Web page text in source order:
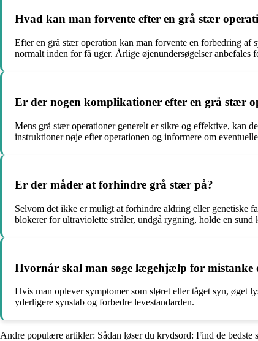
Hvad kan man forvente efter en grå stær
Efter en grå stær operation kan man forvente en forbedring
normalt inden for få uger. Årlige øjenundersøgelser anbefales
Er der nogen komplikationer efter en grå stær
Mens grå stær operationer generelt er sikre og effektive, kan
instruktioner nøje efter operationen og informere om
Er der måder at forhindre grå stær på?
Selvom det ikke er muligt at forhindre aldring eller genetiske
blokerer for ultraviolette stråler, undgå rygning, holde en
Hvornår skal man søge lægehjælp for mistanke
Hvis man oplever symptomer som sløret eller tåget syn,
yderligere synstab og forbedre levestandarden.
Andre populære artikler: Sådan løser du krydsord: Find de bedste